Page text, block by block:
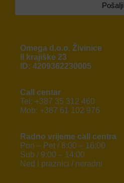
Pošalji
Omega d.o.o. Živinice
II krajiške 23
ID: 4209362230005
Call centar
Tel: +387 35 312 460
Mob: +387 61 102 976
Radno vrijeme call centra
Pon – Pet / 8:00 – 16:00
Sub / 9:00 – 14:00
Ned i praznici / neradni